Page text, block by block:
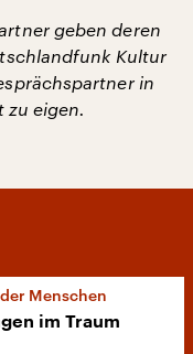
geben deren
Kultur
in
zu eigen.
Menschen
im Traum